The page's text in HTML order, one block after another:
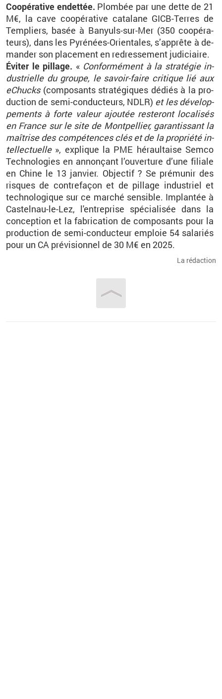
Co­opé­ra­tive en­det­tée. Plom­bée par une dette de 21
M€, la cave co­opé­ra­tive ca­ta­lane GICB-Terres de
Tem­pliers, basée à Ba­nyuls-sur-Mer (350 co­opé­ra­
teurs), dans les Py­ré­nées-Orien­tales, s’ap­prête à de­
man­der son pla­ce­ment en re­dres­se­ment ju­di­ciaire.
Évi­ter le pillage. « Confor­mé­ment à la stra­té­gie in­
dus­trielle du groupe, le sa­voir-faire cri­tique lié aux
eChucks (com­po­sants stra­té­giques dé­diés à la pro­
duc­tion de semi-conduc­teurs, NDLR) et les dé­ve­lop­
pe­ments à forte va­leur ajou­tée res­te­ront lo­ca­li­sés
en France sur le site de Mont­pel­lier, ga­ran­tis­sant la
maî­trise des com­pé­tences clés et de la pro­priété in­
tel­lec­tuelle», ex­plique la PME hé­raul­taise Semco
Tech­no­lo­gies en an­non­çant l’ou­ver­ture d’une fi­liale
en Chine le 13 jan­vier. Ob­jec­tif ? Se pré­mu­nir des
risques de contre­fa­çon et de pillage in­dus­triel et
tech­no­lo­gique sur ce mar­ché sen­sible. Im­plan­tée à
Cas­tel­nau-le-Lez, l'en­tre­prise spé­cia­li­sée dans la
concep­tion et la fa­bri­ca­tion de com­po­sants pour la
pro­duc­tion de semi-conduc­teur em­ploie 54 sa­la­riés
pour un CA pré­vi­sion­nel de 30 M€ en 2025.
La ré­dac­tion